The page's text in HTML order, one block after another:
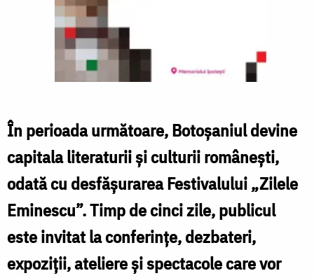
În perioada următoare, Botoșaniul devine
capitala literaturii și culturii românești,
odată cu desfășurarea Festivalului „Zilele
Eminescu”. Timp de cinci zile, publicul
este invitat la conferințe, dezbateri,
expoziții, ateliere și spectacole care vor